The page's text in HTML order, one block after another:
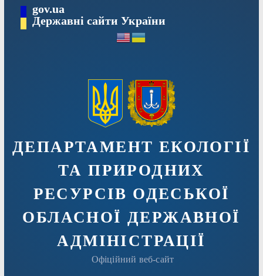
Перейтиgov.ua
Державні сайти України
ДЕПАРТАМЕНТ ЕКОЛОГІЇ
ТА ПРИРОДНИХ
РЕСУРСІВ ОДЕСЬКОЇ
ОБЛАСНОЇ ДЕРЖАВНОЇ
АДМIНIСТРАЦIЇ
Офіційний веб-сайт